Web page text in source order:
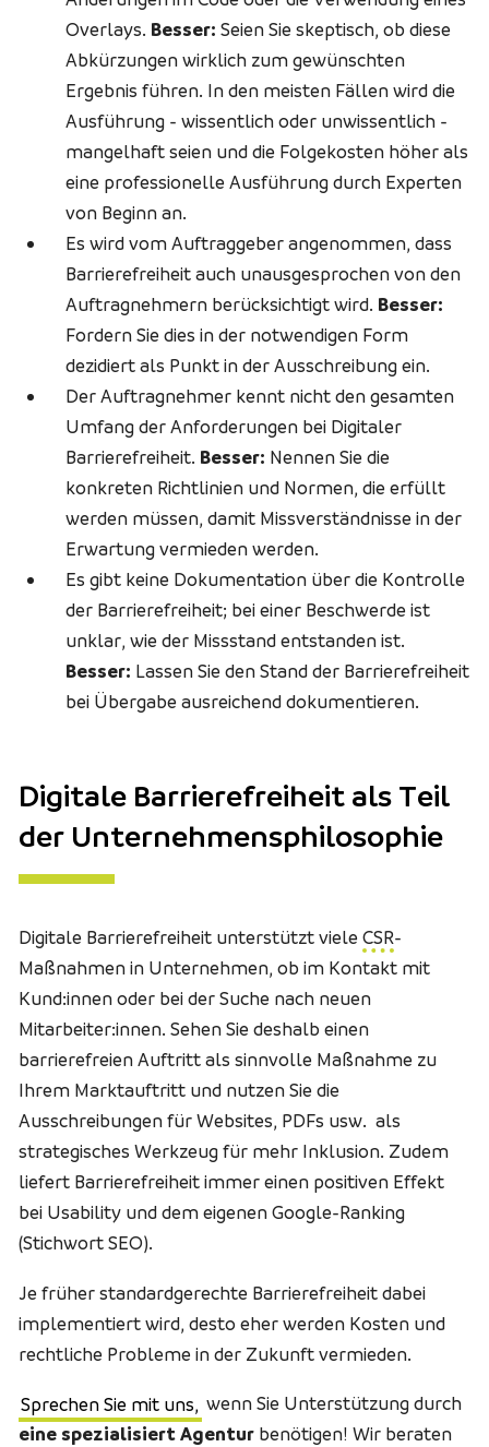
Overlays. Besser:Seien Sie skeptisch, ob diese
Abkürzungen wirklich zum gewünschten
Ergebnis führen. In den meisten Fällen wird die
Ausführung - wissentlich oder unwissentlich -
mangelhaft seien und die Folgekosten höher als
eine professionelle Ausführung durch Experten
von Beginn an.
Es wird vom Auftraggeber angenommen, dass
Barrierefreiheit auch unausgesprochen von den
Auftragnehmern berücksichtigt wird. Besser:
Fordern Sie dies in der notwendigen Form
dezidiert als Punkt in der Ausschreibung ein.
Der Auftragnehmer kennt nicht den gesamten
Umfang der Anforderungen bei Digitaler
Barrierefreiheit. Besser: Nennen Sie die
konkreten Richtlinien und Normen, die erfüllt
werden müssen, damit Missverständnisse in der
Erwartung vermieden werden.
Es gibt keine Dokumentation über die Kontrolle
der Barrierefreiheit; bei einer Beschwerde ist
unklar, wie der Missstand entstanden ist.
Besser: Lassen Sie den Stand der Barrierefreiheit
bei Übergabe ausreichend dokumentieren.
Digitale Barrierefreiheit als Teil
der Unternehmensphilosophie
Digitale Barrierefreiheit unterstützt viele CSR-
Maßnahmen in Unternehmen, ob im Kontakt mit
Kund:innen oder bei der Suche nach neuen
Mitarbeiter:innen. Sehen Sie deshalb einen
barrierefreien Auftritt als sinnvolle Maßnahme zu
Ihrem Marktauftritt und nutzen Sie die
Ausschreibungen für Websites, PDFs usw. als
strategisches Werkzeug für mehr Inklusion. Zudem
liefert Barrierefreiheit immer einen positiven Effekt
bei Usability und dem eigenen Google-Ranking
(Stichwort SEO).
Je früher standardgerechte Barrierefreiheit dabei
implementiert wird, desto eher werden Kosten und
rechtliche Probleme in der Zukunft vermieden.
Sprechen Sie mit uns, wenn Sie Unterstützung durch
eine spezialisiert Agenturbenötigen! Wir beraten